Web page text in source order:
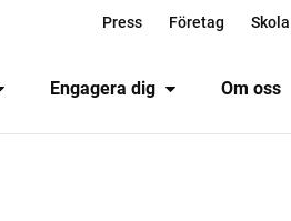
Press Företag Skola
Engagera dig Om oss